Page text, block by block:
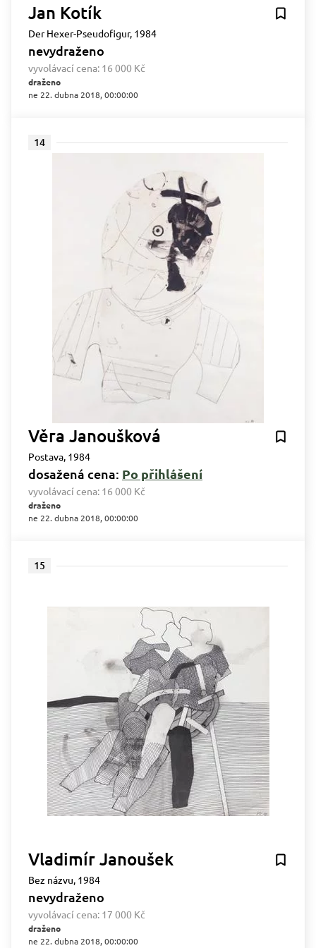
Jan Kotík
Der Hexer-Pseudofigur, 1984
nevydraženo
vyvolávací cena: 16 000 Kč
draženo
ne 22. dubna 2018, 00:00:00
14
Věra Janoušková
Postava, 1984
dosažená cena: Po přihlášení
vyvolávací cena: 16 000 Kč
draženo
ne 22. dubna 2018, 00:00:00
15
Vladimír Janoušek
Bez názvu, 1984
nevydraženo
vyvolávací cena: 17 000 Kč
draženo
ne 22. dubna 2018, 00:00:00